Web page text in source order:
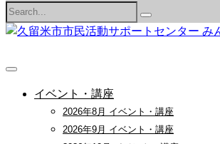
Search
for:
イベント・講座
2026年8月 イベント・講座
2026年9月 イベント・講座